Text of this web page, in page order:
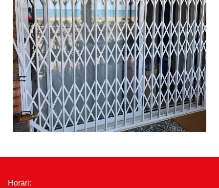
Horari: